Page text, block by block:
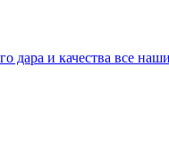
дара и качества все